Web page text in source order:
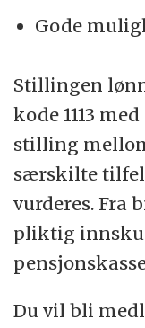
Gode
Stillingen
kode 1113
stilling
særskilte
vurderes. Fra
pliktig
Du vil bli